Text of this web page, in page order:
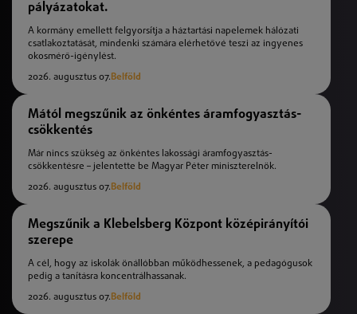
pályázatokat.
A kormány emellett felgyorsítja a háztartási napelemek hálózati
csatlakoztatását, mindenki számára elérhetővé teszi az ingyenes
okosmérő-igénylést.
2026. augusztus 07.Belföld
Mától megszűnik az önkéntes áramfogyasztás-
csökkentés
Már nincs szükség az önkéntes lakossági áramfogyasztás-
csökkentésre – jelentette be Magyar Péter miniszterelnök.
2026. augusztus 07.Belföld
Megszűnik a Klebelsberg Központ középirányítói
szerepe
A cél, hogy az iskolák önállóbban működhessenek, a pedagógusok
pedig a tanításra koncentrálhassanak.
2026. augusztus 07.Belföld